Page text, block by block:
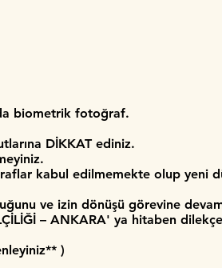
biometrik fotoğraf.
DİKKAT ediniz.
kabul edilmemekte olup yeni
ve izin dönüşü görevine
– ANKARA' ya hitaben dilekçe
)